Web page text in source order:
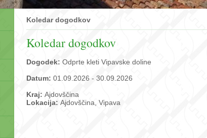
Koledar dogodkov
Koledar dogodkov
Dogodek: Odprte kleti Vipavske doline
Datum: 01.09.2026 - 30.09.2026
Kraj: Ajdovščina
Lokacija: Ajdovščina, Vipava